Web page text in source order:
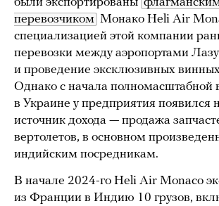
перевозчиком Монако Heli Air
специализацией этой компании
перевозки между аэропортами
и проведение эксклюзивных
Однако с начала полномасштабной
в Украине у предприятия появился
источник дохода — продажа
вертолетов, в основном
индийским посредникам.
В начале 2024-го Heli Air Monaco
из Франции в Индию 10 грузов,